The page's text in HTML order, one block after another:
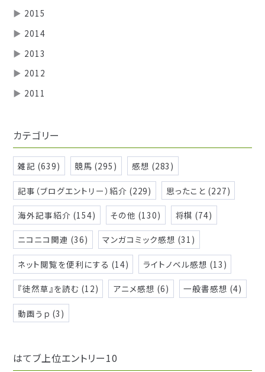
▶ 2015
▶ 2014
▶ 2013
▶ 2012
▶ 2011
カテゴリー
雑記 (639) 競馬 (295) 感想 (283)
記事（ブログエントリー）紹介 (229) 思ったこと (227)
海外記事紹介 (154) その他 (130) 将棋 (74)
ニコニコ関連 (36) マンガコミック感想 (31)
ネット閲覧を便利にする (14) ライトノベル感想 (13)
『徒然草』を読む (12) アニメ感想 (6) 一般書感想 (4)
動画うｐ (3)
はてブ上位エントリー10